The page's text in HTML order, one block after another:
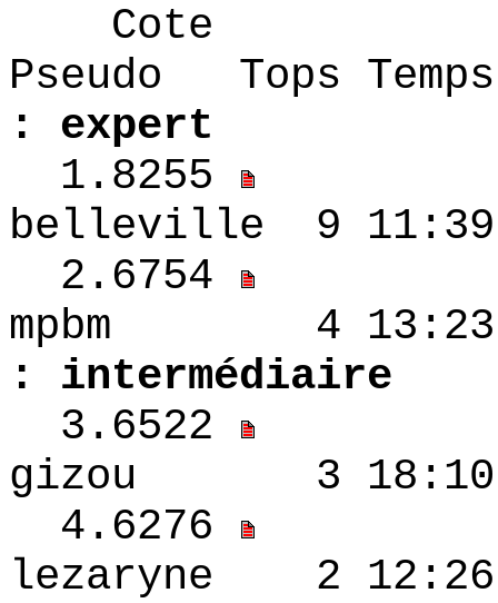
Cote
Pseudo Tops
: expert
1.8255
belleville 9
2.6754
mpbm 4
: intermédiaire
3.6522
gizou 3 18:10
4.6276
lezaryne 2